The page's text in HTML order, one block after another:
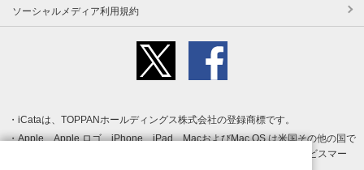
ソーシャルメディア利用規約
iCataは、TOPPANホールディングス株式会社の登録商標です。
Apple、Apple ロゴ、iPhone、iPad、MacおよびMac OS は米国その他の国で
登録された Apple Inc. の商標です。App Store は Apple Inc. のサービスマー